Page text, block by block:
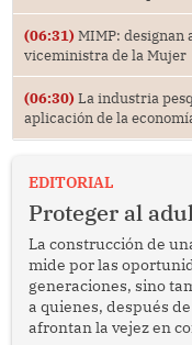
(06:31) MIMP: designan
viceministra de la Mujer
(06:30) La industria
aplicación de la
EDITORIAL
Proteger al
La construcción de
mide por las
generaciones, sino
a quienes, después
afrontan la vejez en